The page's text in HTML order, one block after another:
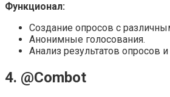
Функционал:
Создание опросов с
Анонимные голосования.
Анализ результатов опросов
4. @Combot